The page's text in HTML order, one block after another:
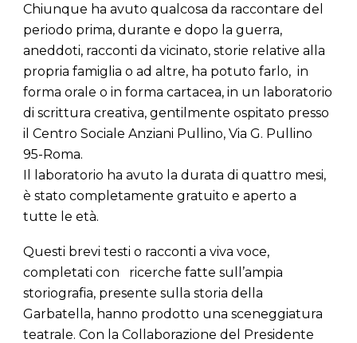
Chiunque ha avuto qualcosa da raccontare del
periodo prima, durante e dopo la guerra,
aneddoti, racconti da vicinato, storie relative alla
propria famiglia o ad altre, ha potuto farlo, in
forma orale o in forma cartacea, in un laboratorio
di scrittura creativa, gentilmente ospitato presso
il Centro Sociale Anziani Pullino, Via G. Pullino
95-Roma.
Il laboratorio ha avuto la durata di quattro mesi,
è stato completamente gratuito e aperto a
tutte le età.
Questi brevi testi o racconti a viva voce,
completati con ricerche fatte sull’ampia
storiografia, presente sulla storia della
Garbatella, hanno prodotto una sceneggiatura
teatrale. Con la Collaborazione del Presidente